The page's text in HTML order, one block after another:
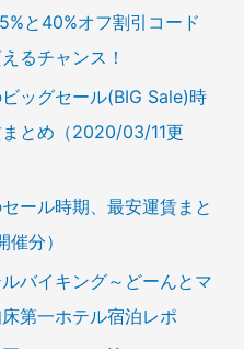
と40%オフ割引コード
るチャンス！
ッグセール(BIG Sale)時
とめ（2020/03/11更
ール時期、最安運賃まと
分）
バイキング～どーんとマ
第一ホテル宿泊レポ